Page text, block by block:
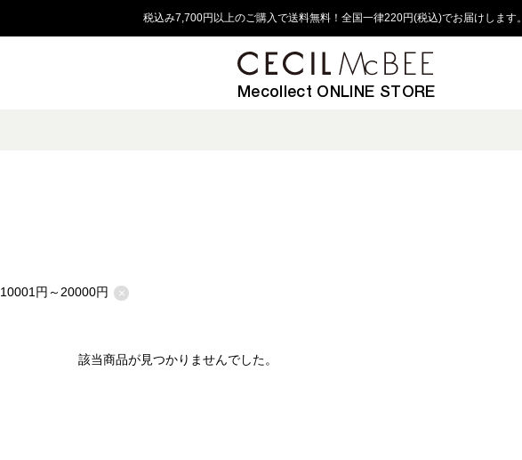
税込み7,700円以上のご購入で送料無料！全国一律220円(税込)でお届けします。
Mecollect ONLINE STORE
10001円～20000円 ×
該当商品が見つかりませんでした。